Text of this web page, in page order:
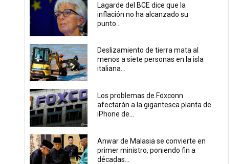
Lagarde del BCE dice que la
inflación no ha alcanzado su
punto...
Deslizamiento de tierra mata al
menos a siete personas en la isla
italiana...
Los problemas de Foxconn
afectarán a la gigantesca planta de
iPhone de...
Anwar de Malasia se convierte en
primer ministro, poniendo fin a
décadas...